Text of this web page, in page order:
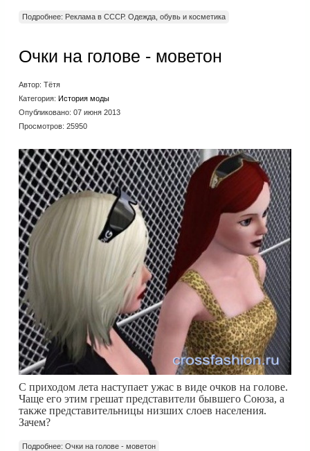
Подробнее: Реклама в СССР. Одежда, обувь и косметика
Очки на голове - моветон
Автор: Тётя
Категория: История моды
Опубликовано: 07 июня 2013
Просмотров: 25950
С приходом лета наступает ужас в виде очков на голове.
Чаще его этим грешат представители бывшего Союза, а
также представительницы низших слоев населения.
Зачем?
Подробнее: Очки на голове - моветон